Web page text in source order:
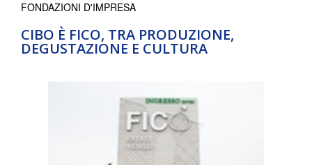
CIBO È FICO, TRA PRODUZIONE,
DEGUSTAZIONE E CULTURA
FONDAZIONI D'IMPRESA